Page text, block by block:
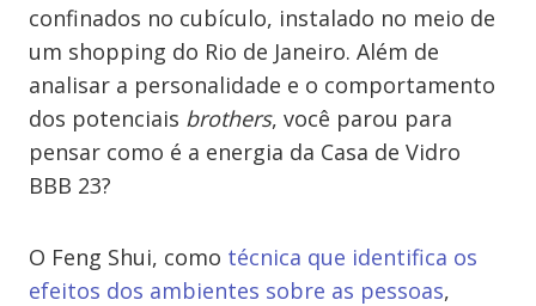
confinados no cubículo, instalado no meio de
um shopping do Rio de Janeiro. Além de
analisar a personalidade e o comportamento
dos potenciais brothers, você parou para
pensar como é a energia da Casa de Vidro
BBB 23?
O Feng Shui, como técnica que identifica os
efeitos dos ambientes sobre as pessoas,